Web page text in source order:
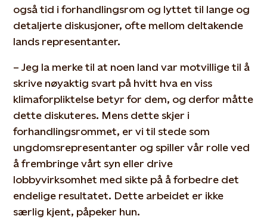
også tid i forhandlingsrom og lyttet til lange og
detaljerte diskusjoner, ofte mellom deltakende
lands representanter.
– Jeg la merke til at noen land var motvillige til å
skrive nøyaktig svart på hvitt hva en viss
klimaforpliktelse betyr for dem, og derfor måtte
dette diskuteres. Mens dette skjer i
forhandlingsrommet, er vi til stede som
ungdomsrepresentanter og spiller vår rolle ved
å frembringe vårt syn eller drive
lobbyvirksomhet med sikte på å forbedre det
endelige resultatet. Dette arbeidet er ikke
særlig kjent, påpeker hun.